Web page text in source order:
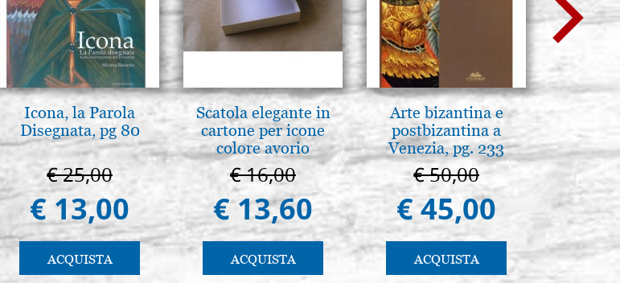
Icona, la Parola
Disegnata, pg 80
€ 25,00
€ 13,00
ACQUISTA
Scatola elegante in
cartone per icone
colore avorio
€ 16,00
€ 13,60
ACQUISTA
Arte bizantina e
postbizantina a
Venezia, pg. 233
€ 50,00
€ 45,00
ACQUISTA
€
€